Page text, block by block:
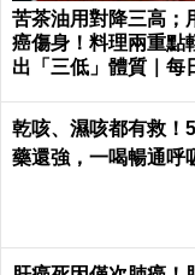
苦茶油用對降三高；
癌傷身！料理兩重點
出「三低」體質｜每
乾咳、濕咳都有救！
藥還強，一喝暢通呼